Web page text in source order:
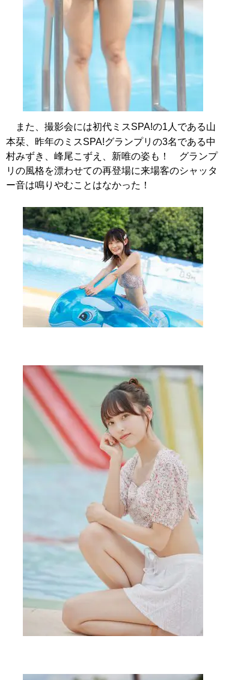
また、撮影会には初代ミスSPA!の1人である山
本栞、昨年のミスSPA!グランプリの3名である中
村みずき、峰尾こずえ、新唯の姿も！ グランプ
リの風格を漂わせての再登場に来場客のシャッタ
ー音は鳴りやむことはなかった！